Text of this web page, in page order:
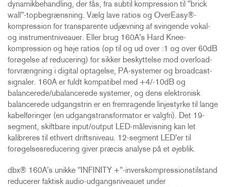
dynamikbehandling, der fås, fra subtil kompression til "brick
wall"-topbegrænsning. Vælg lave ratios og OverEasy®-
kompression for transparente udjævning af svingende vokal-
og instrumentniveauer. Eller brug 160A's Hard Knee-
kompression og høje ratios (op til og ud over :1 og over 60dB
forøgelse af reducering) for sikker beskyttelse mod overload-
forvrængning i digital optagelse, PA-systemer og broadcast-
signaler. 160A er fuldt kompatibel med +4/-10dB og
balancerede/ubalancerede systemer, og dens elektronisk
balancerede udgangstrin er en fremragende linjestyrke til lange
kabelføringer (en udgangstransformator er valgfri). Det 19-
segment, skiftbare input/output LED-målevisning kan let
kalibreres til ethvert driftsniveau. 12-segment LED'er til
forøgelsesreducering giver præcis analyse på et øjeblik.
dbx® 160A's unikke "INFINITY +"-inverskompressionstilstand
reducerer faktisk audio-udgangsniveauet under